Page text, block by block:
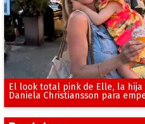
El look total pink de Elle, la hija
Daniela Christiansson para